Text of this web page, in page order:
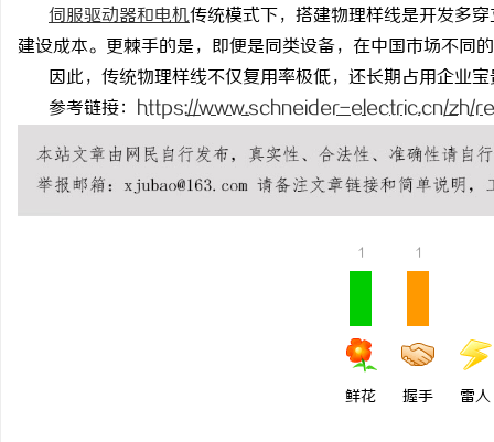
伺服驱动器和电机传统模式下，搭建物理样线是开发多
建设成本。更棘手的是，即便是同类设备，在中国市场不同
因此，传统物理样线不仅复用率极低，还长期占用企业
参考链接：
https://www.schneider-electric.cn/zh/
1
鲜花
1
握手 雷人
专业指南